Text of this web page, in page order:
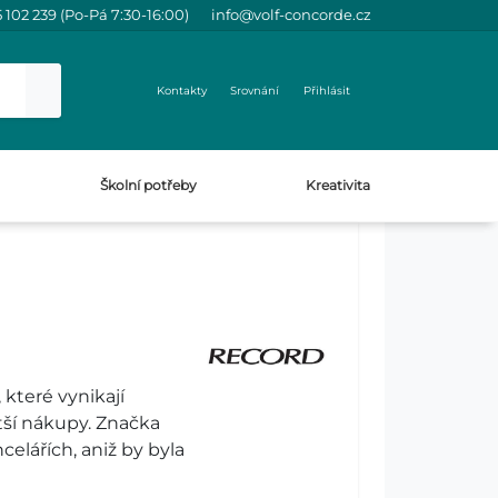
102 239 (Po-Pá 7:30-16:00) info@volf-concorde.cz
Kontakty Srovnání Přihlásit
Školní potřeby Kreativita
které vynikají
nákupy. Značka
aniž by byla